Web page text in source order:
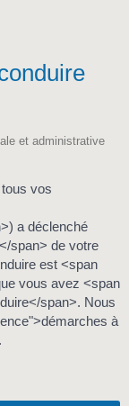
et administrative
vos
a déclenché
span> de votre
est <span
vous avez <span
span>. Nous
à